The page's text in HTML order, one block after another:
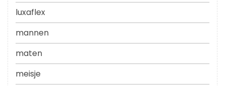
luxaflex
mannen
maten
meisje